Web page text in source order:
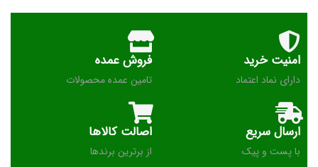
امنیت خرید
دارای نماد اعتماد
فروش عمده
تامین عمده محصولات
ارسال سریع
با پست و پیک
اصالت کالاها
از برترین برندها